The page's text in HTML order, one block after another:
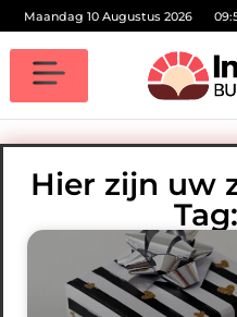
Maandag 10 Augustus 2026
Hier zijn uw